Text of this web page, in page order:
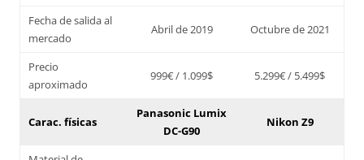
Fecha de salida al
mercado
Abril de 2019 Octubre de 2021
Precio
aproximado
999€ / 1.099$ 5.299€ / 5.499$
Carac. físicas
Panasonic Lumix
DC-G90
Nikon Z9